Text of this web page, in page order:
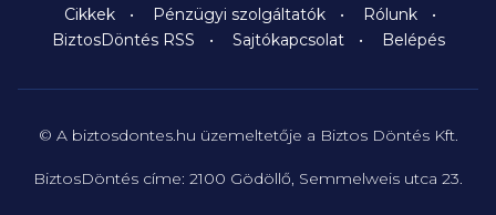
Cikkek
Pénzügyi szolgáltatók
Rólunk
BiztosDöntés RSS
Sajtókapcsolat Belépés
© A biztosdontes.hu üzemeltetője a Biztos Döntés Kft.
BiztosDöntés címe: 2100 Gödöllő, Semmelweis utca 23.